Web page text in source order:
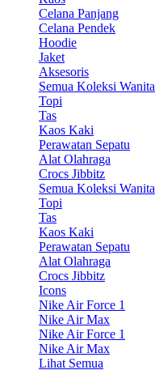
Celana Panjang
Celana Pendek
Hoodie
Jaket
Aksesoris
Semua Koleksi Wanita
Topi
Tas
Kaos Kaki
Perawatan Sepatu
Alat Olahraga
Crocs Jibbitz
Semua Koleksi Wanita
Topi
Tas
Kaos Kaki
Perawatan Sepatu
Alat Olahraga
Crocs Jibbitz
Icons
Nike Air Force 1
Nike Air Max
Nike Air Force 1
Nike Air Max
Lihat Semua